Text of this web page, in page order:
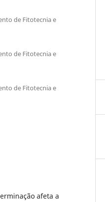
de Fitotecnia e
de Fitotecnia e
de Fitotecnia e
afeta a